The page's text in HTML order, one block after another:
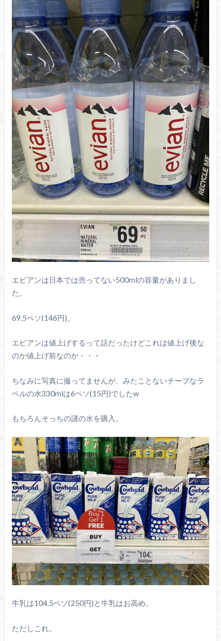
エビアンは日本では売ってない500mlの容量がありまし
た。
69.5ペソ(146円)。
エビアンは値上げするって話だったけどこれは値上げ後な
のか値上げ前なのか・・・
ちなみに写真に撮ってませんが、みたことないチープなラ
ベルの水330mlは6ペソ(15円)でしたw
もちろんそっちの謎の水を購入。
牛乳は104.5ペソ(250円)と牛乳はお高め。
ただしこれ。